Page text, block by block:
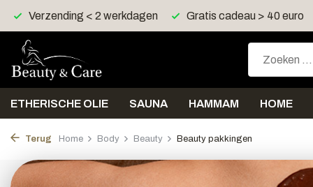
Gratis cadeau > 40 euro Gratis verzending > 30 euro
ETHERISCHE OLIE SAUNA HAMMAM HOME
Terug Home Body Beauty Beauty pakkingen